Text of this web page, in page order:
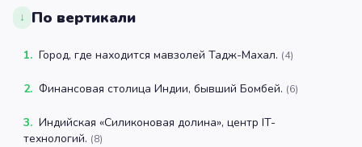
↓ По вертикали
1. Город, где находится мавзолей Тадж-Махал. (4)
2. Финансовая столица Индии, бывший Бомбей. (6)
3. Индийская «Силиконовая долина», центр IT-
технологий. (8)